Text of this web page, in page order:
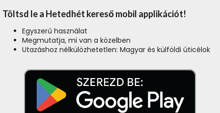
Töltsd le a Hetedhét kereső mobil applikációt!
Egyszerű használat
Megmutatja, mi van a közelben
Utazáshoz nélkülözhetetlen: Magyar és külföldi úticélok